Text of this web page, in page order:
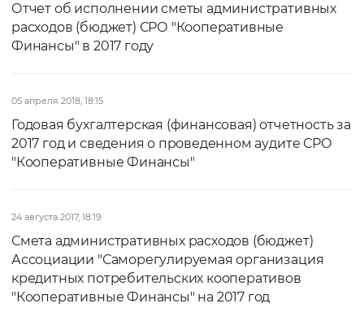
Отчет об исполнении сметы административных
расходов (бюджет) СРО "Кооперативные
Финансы" в 2017 году
05 апреля 2018, 18:15
Годовая бухгалтерская (финансовая) отчетность за
2017 год и сведения о проведенном аудите СРО
"Кооперативные Финансы"
24 августа 2017, 18:19
Смета административных расходов (бюджет)
Ассоциации "Саморегулируемая организация
кредитных потребительских кооперативов
"Кооперативные Финансы" на 2017 год